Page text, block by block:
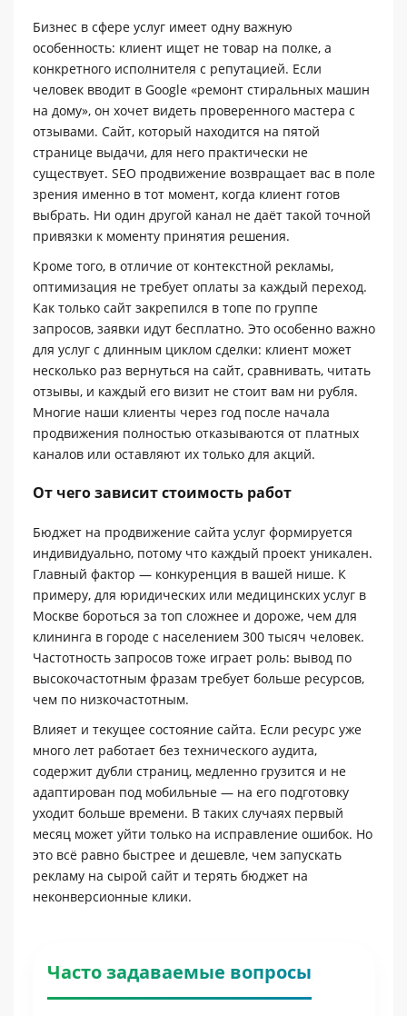
Бизнес в сфере услуг имеет одну важную
особенность: клиент ищет не товар на полке, а
конкретного исполнителя с репутацией. Если
человек вводит в Google «ремонт стиральных машин
на дому», он хочет видеть проверенного мастера с
отзывами. Сайт, который находится на пятой
странице выдачи, для него практически не
существует. SEO продвижение возвращает вас в поле
зрения именно в тот момент, когда клиент готов
выбрать. Ни один другой канал не даёт такой точной
привязки к моменту принятия решения.
Кроме того, в отличие от контекстной рекламы,
оптимизация не требует оплаты за каждый переход.
Как только сайт закрепился в топе по группе
запросов, заявки идут бесплатно. Это особенно важно
для услуг с длинным циклом сделки: клиент может
несколько раз вернуться на сайт, сравнивать, читать
отзывы, и каждый его визит не стоит вам ни рубля.
Многие наши клиенты через год после начала
продвижения полностью отказываются от платных
каналов или оставляют их только для акций.
От чего зависит стоимость работ
Бюджет на продвижение сайта услуг формируется
индивидуально, потому что каждый проект уникален.
Главный фактор — конкуренция в вашей нише. К
примеру, для юридических или медицинских услуг в
Москве бороться за топ сложнее и дороже, чем для
клининга в городе с населением 300 тысяч человек.
Частотность запросов тоже играет роль: вывод по
высокочастотным фразам требует больше ресурсов,
чем по низкочастотным.
Влияет и текущее состояние сайта. Если ресурс уже
много лет работает без технического аудита,
содержит дубли страниц, медленно грузится и не
адаптирован под мобильные — на его подготовку
уходит больше времени. В таких случаях первый
месяц может уйти только на исправление ошибок. Но
это всё равно быстрее и дешевле, чем запускать
рекламу на сырой сайт и терять бюджет на
неконверсионные клики.
Часто задаваемые вопросы